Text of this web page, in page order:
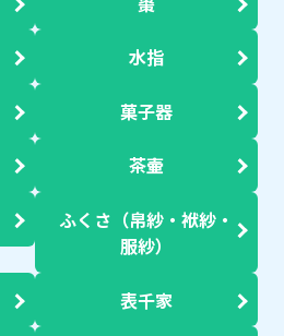
水指
菓子器
茶壷
ふくさ（帛紗・袱紗・
服紗）
表千家